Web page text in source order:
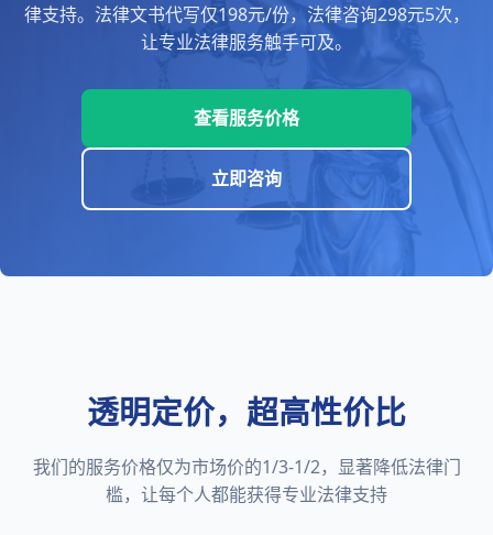
律支持。法律文书代写仅198元/份，法律咨询298元5次，
让专业法律服务触手可及。
查看服务价格
立即咨询
透明定价，超高性价比
我们的服务价格仅为市场价的1/3-1/2，显著降低法律门
槛，让每个人都能获得专业法律支持